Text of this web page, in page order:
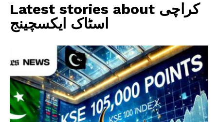
Latest stories about کراچی
اسٹاک ایکسچینج